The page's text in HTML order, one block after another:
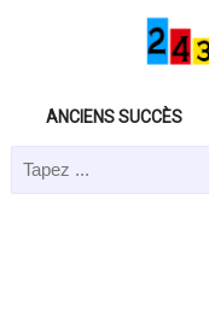
ANCIENS SUCCÈS